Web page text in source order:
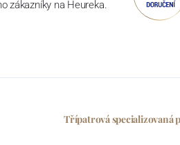
zákazníky na Heureka.
Třípatrová specializovaná